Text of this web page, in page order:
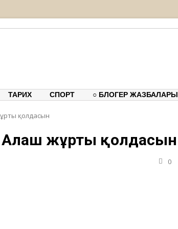
ТАРИХ СПОРТ ○ БЛОГЕР ЖАЗБАЛАРЫ
қолдасын
Алаш жұрты қолдасын
0